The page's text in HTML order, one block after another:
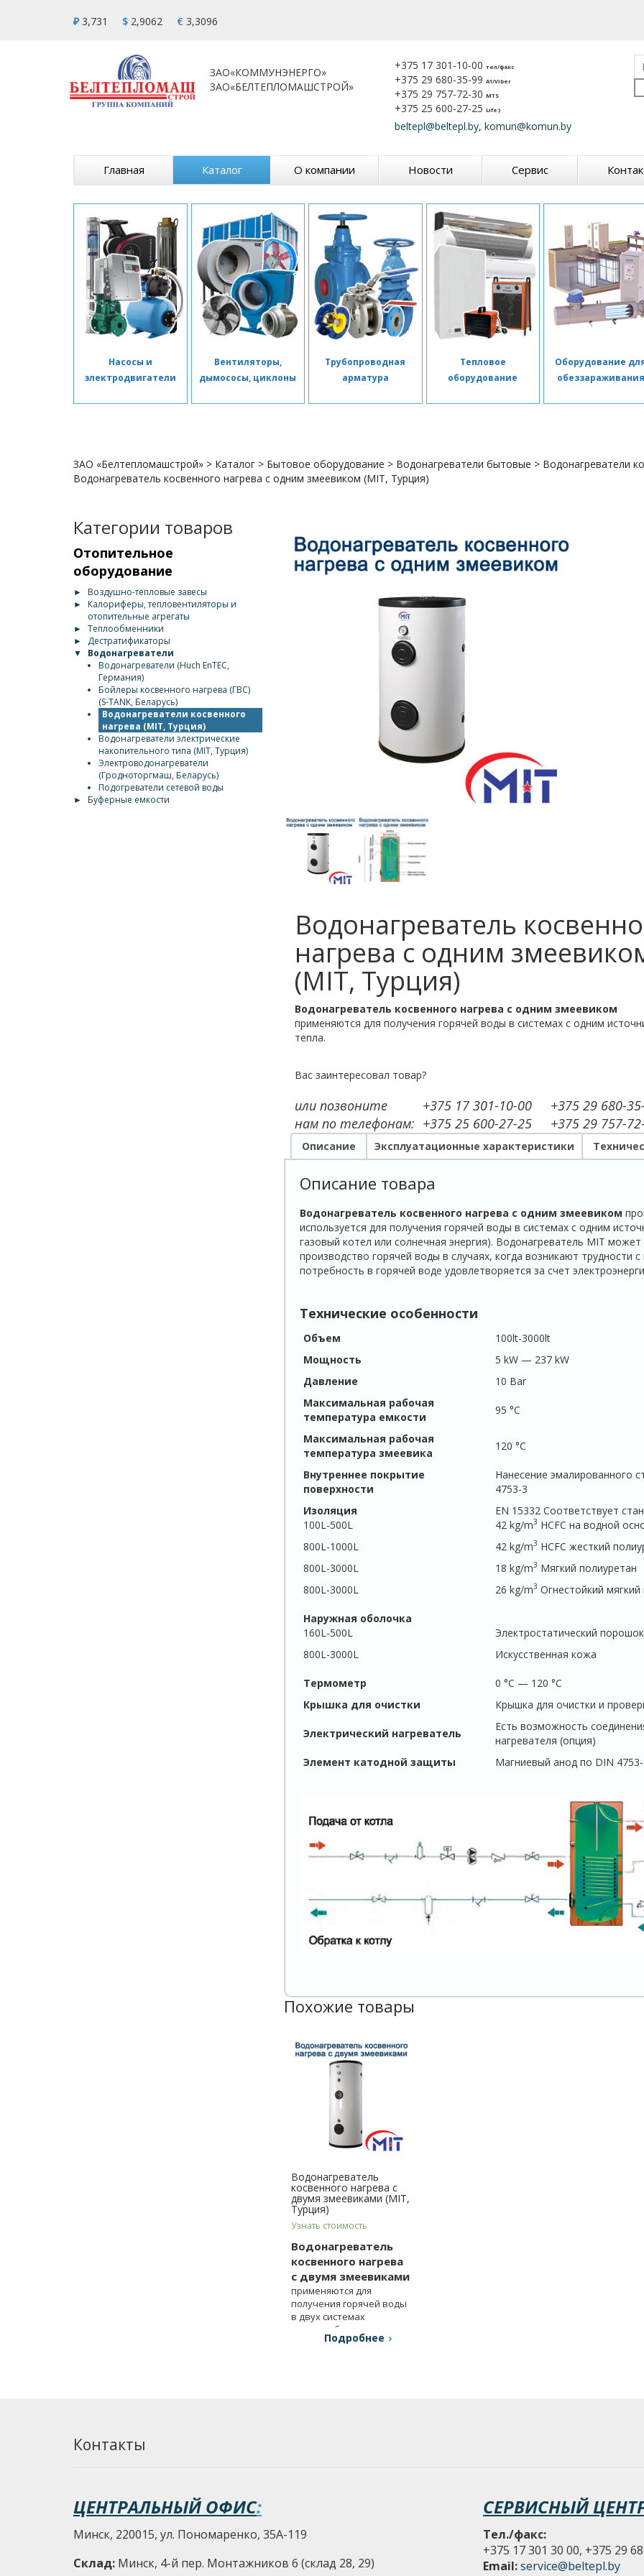
₽ 3,731 $ 2,9062 € 3,3096
ЗАО«КОММУНЭНЕРГО»
ЗАО«БЕЛТЕПЛОМАШСТРОЙ»
+375 17 301-10-00 тел/факс
+375 29 680-35-99 A1/Viber
+375 29 757-72-30 MTS
+375 25 600-27-25 Life:)
beltepl@beltepl.by, komun@komun.by
Главная Каталог О компании Новости Сервис
Насосы и
электродвигатели
Вентиляторы,
дымососы, циклоны
Трубопроводная
арматура
Тепловое
оборудование
Оборудование
обеззараживания
ЗАО «Белтепломашстрой» > Каталог > Бытовое оборудование > Водонагреватели бытовые > Водонагреватели
Водонагреватель косвенного нагрева с одним змеевиком (MIT, Турция)
Категории товаров
Отопительное
оборудование
►
Воздушно-тепловые завесы
►
Калориферы, тепловентиляторы и
отопительные агрегаты
► Теплообменники
►
Дестратификаторы
▼
Водонагреватели
Водонагреватели (Huch EnTEC,
Германия)
Бойлеры косвенного нагрева (ГВС)
(S-TANK, Беларусь)
Водонагреватели косвенного
нагрева (MIT, Турция)
Водонагреватели электрические
накопительного типа (MIT, Турция)
Электроводонагреватели
(Гродноторгмаш, Беларусь)
Подогреватели сетевой воды
►
Буферные емкости
Водонагреватель
нагрева с одним
(MIT, Турция)
Водонагреватель косвенного нагрева с одним змеевиком
применяются для получения горячей воды в системах с одним
тепла.
Вас заинтересовал товар?
или позвоните
нам по телефонам:
+375 17 301-10-00
+375 25 600-27-25
+375 29 680-
+375 29 757-
Описание Эксплуатационные характеристики
Описание товара
Водонагреватель косвенного нагрева с одним змеевиком
используется для получения горячей воды в системах с одним
газовый котел или солнечная энергия). Водонагреватель MIT
производство горячей воды в случаях, когда возникают трудности
потребность в горячей воде удовлетворяется за счет
Технические особенности
Объем
100lt-3000lt
Мощность
5 kW — 237 kW
Давление
10 Bar
Максимальная рабочая
температура емкости
95 °C
Максимальная рабочая
температура змеевика
120 °C
Внутреннее покрытие
поверхности
Нанесение эмалированного
4753-3
Изоляция
100L-500L
800L-1000L
800L-3000L
800L-3000L
EN 15332 Соответствует
42 kg/m3 HCFC на водной
42 kg/m3 HCFC жесткий
18 kg/m3 Мягкий полиуретан
26 kg/m3 Огнестойкий
Наружная оболочка
160L-500L
800L-3000L
Электростатический
Искусственная кожа
Термометр
0 °С — 120 °С
Крышка для очистки
Крышка для очистки и
Электрический нагреватель
Есть возможность
нагревателя (опция)
Элемент катодной защиты
Магниевый анод по DIN
Похожие товары
Водонагреватель
косвенного нагрева с
двумя змеевиками (MIT,
Турция)
Узнать стоимость
Водонагреватель
косвенного нагрева
с двумя змеевиками
применяются для
получения горячей воды
в двух системах
теплоснабжения.
Подробнее
Контакты
ЦЕНТРАЛЬНЫЙ ОФИС:
Минск, 220015, ул. Пономаренко, 35А-119
Склад: Минск, 4-й пер. Монтажников 6 (склад 28, 29)
СЕРВИСНЫЙ
Тел./факс:
+375 17 301 30 00, +375 29
Email:service@beltepl.by